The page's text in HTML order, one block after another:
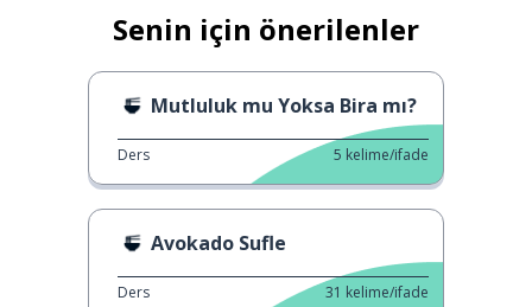
Senin için önerilenler
Mutluluk mu Yoksa Bira mı?
Ders 5 kelime/ifade
Avokado Sufle
Ders 31 kelime/ifade